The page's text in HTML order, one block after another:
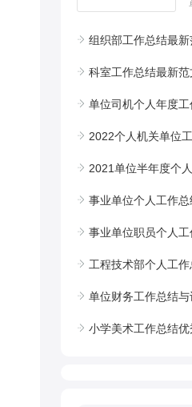
组织部工作总结最新
科室工作总结最新
单位司机个人年度
2022个人机关单位
2021单位半年度个
事业单位个人工作
事业单位职员个人
工程技术部个人工
单位财务工作总结与
小学美术工作总结